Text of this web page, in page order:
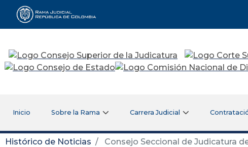
Rama Judicial
Inicio Sobre la Rama Carrera Judicial
Histórico de Noticias Consejo Seccional de Judicatura